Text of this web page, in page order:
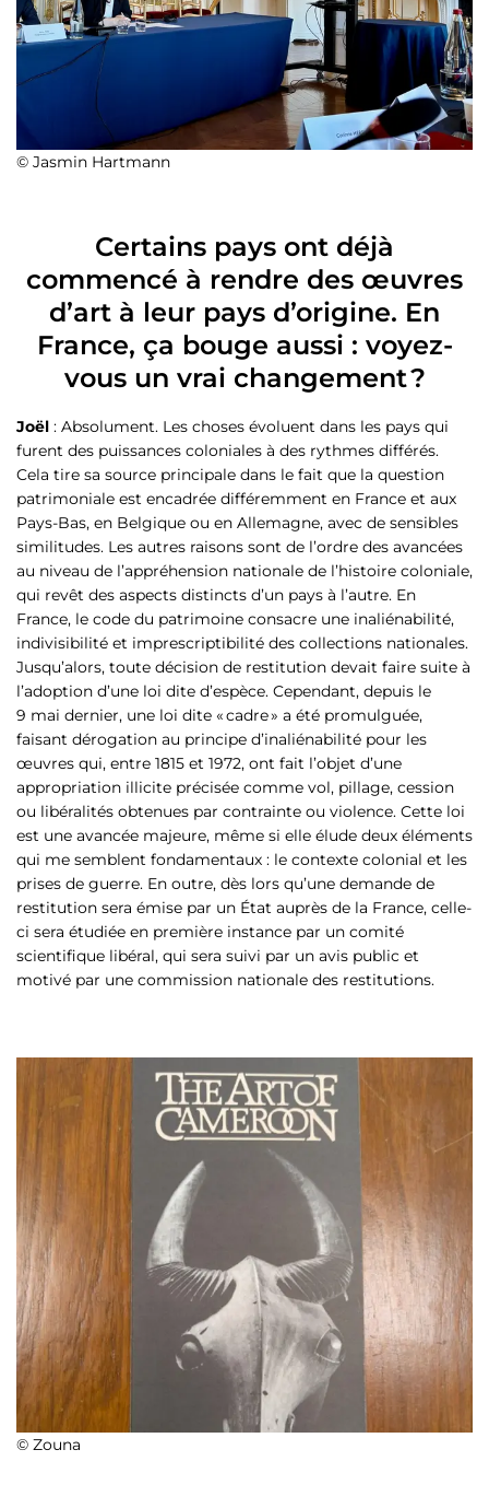
© Jasmin Hartmann
Certains pays ont déjà
commencé à rendre des œuvres
d’art à leur pays d’origine. En
France, ça bouge aussi : voyez-
vous un vrai changement ?
Joël : Absolument. Les choses évoluent dans les pays qui
furent des puissances coloniales à des rythmes différés.
Cela tire sa source principale dans le fait que la question
patrimoniale est encadrée différemment en France et aux
Pays-Bas, en Belgique ou en Allemagne, avec de sensibles
similitudes. Les autres raisons sont de l’ordre des avancées
au niveau de l’appréhension nationale de l’histoire coloniale,
qui revêt des aspects distincts d’un pays à l’autre. En
France, le code du patrimoine consacre une inaliénabilité,
indivisibilité et imprescriptibilité des collections nationales.
Jusqu’alors, toute décision de restitution devait faire suite à
l’adoption d’une loi dite d’espèce. Cependant, depuis le
9 mai dernier, une loi dite « cadre » a été promulguée,
faisant dérogation au principe d’inaliénabilité pour les
œuvres qui, entre 1815 et 1972, ont fait l’objet d’une
appropriation illicite précisée comme vol, pillage, cession
ou libéralités obtenues par contrainte ou violence. Cette loi
est une avancée majeure, même si elle élude deux éléments
qui me semblent fondamentaux : le contexte colonial et les
prises de guerre. En outre, dès lors qu’une demande de
restitution sera émise par un État auprès de la France, celle-
ci sera étudiée en première instance par un comité
scientifique libéral, qui sera suivi par un avis public et
motivé par une commission nationale des restitutions.
© Zouna